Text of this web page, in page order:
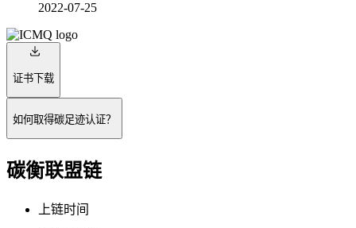
2022-07-25
证书下载
如何取得碳足迹认证？
碳衡联盟链
上链时间